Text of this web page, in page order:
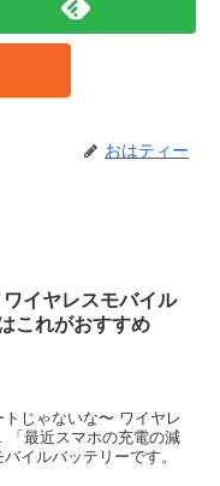
おはティー
ワイヤレスモバイル
これがおすすめ
じゃないな〜 ワイヤレ
「最近スマホの充電の減
イルバッテリーです。